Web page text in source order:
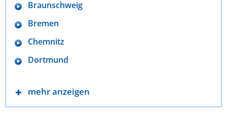
Braunschweig
Bremen
Chemnitz
Dortmund
mehr anzeigen